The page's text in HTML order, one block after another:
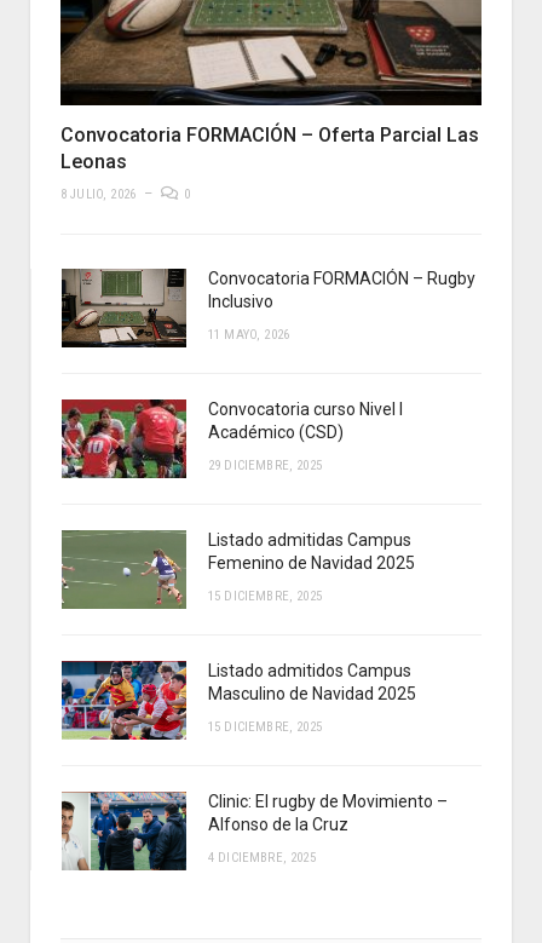
Convocatoria FORMACIÓN – Oferta Parcial Las
Leonas
8 JULIO, 2026 0
Convocatoria FORMACIÓN – Rugby
Inclusivo
11 MAYO, 2026
Convocatoria curso Nivel I
Académico (CSD)
29 DICIEMBRE, 2025
Listado admitidas Campus
Femenino de Navidad 2025
15 DICIEMBRE, 2025
Listado admitidos Campus
Masculino de Navidad 2025
15 DICIEMBRE, 2025
Clinic: El rugby de Movimiento –
Alfonso de la Cruz
4 DICIEMBRE, 2025